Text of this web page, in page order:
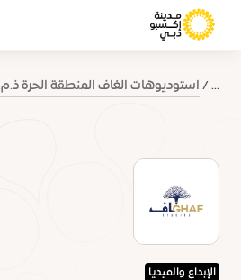
... استوديوهات الغاف المنطقة الحرة
الإبداع والميديا